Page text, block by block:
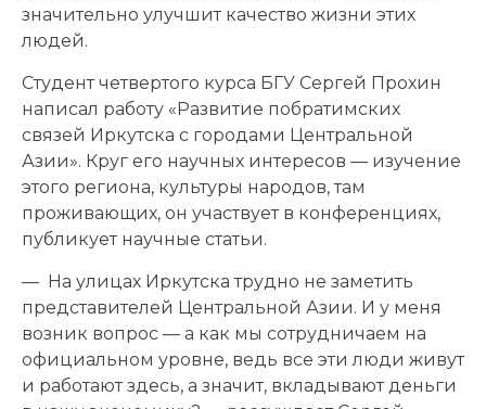
значительно улучшит качество жизни этих
людей.
Студент четвертого курса БГУ Сергей Прохин
написал работу «Развитие побратимских
связей Иркутска с городами Центральной
Азии». Круг его научных интересов — изучение
этого региона, культуры народов, там
проживающих, он участвует в конференциях,
публикует научные статьи.
— На улицах Иркутска трудно не заметить
представителей Центральной Азии. И у меня
возник вопрос — а как мы сотрудничаем на
официальном уровне, ведь все эти люди живут
и работают здесь, а значит, вкладывают деньги